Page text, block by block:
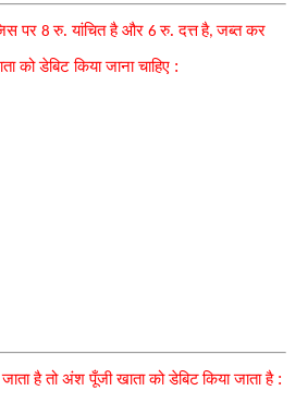
पर 8रु. यांचित है और 6रु. दत्तहै,जब्त कर
को डेबिट किया जाना चाहिए :
है तो अंश पूँजी खाता को डेबिटकिया जाता है :